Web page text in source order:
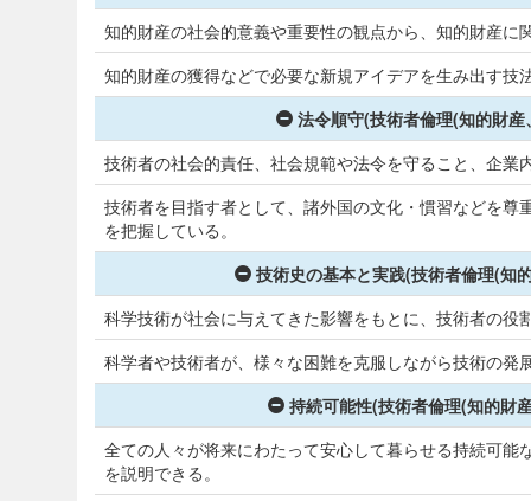
知的財産の社会的意義や重要性の観点から、知的財産に
知的財産の獲得などで必要な新規アイデアを生み出す技
法令順守(技術者倫理(知的財
技術者の社会的責任、社会規範や法令を守ること、企
技術者を目指す者として、諸外国の文化・慣習などを
を把握している。
技術史の基本と実践(技術者倫理(知
科学技術が社会に与えてきた影響をもとに、技術者の役
科学者や技術者が、様々な困難を克服しながら技術の
持続可能性(技術者倫理(知的財
全ての人々が将来にわたって安心して暮らせる持続可
を説明できる。